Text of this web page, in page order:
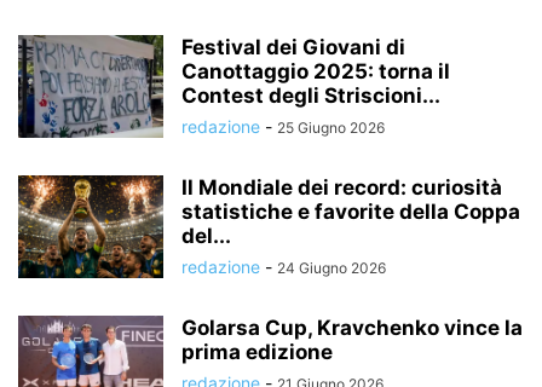
Festival dei Giovani di
Canottaggio 2025: torna il
Contest degli Striscioni...
redazione - 25 Giugno 2026
Il Mondiale dei record: curiosità
statistiche e favorite della Coppa
del...
redazione - 24 Giugno 2026
Golarsa Cup, Kravchenko vince la
prima edizione